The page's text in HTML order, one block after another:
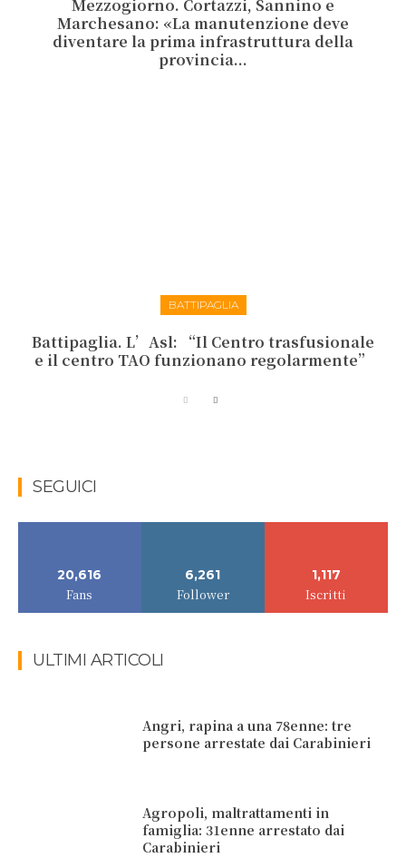
Mezzogiorno. Cortazzi, Sannino e
Marchesano: «La manutenzione deve
diventare la prima infrastruttura della
provincia...
BATTIPAGLIA
Battipaglia. L’Asl: “Il Centro trasfusionale
e il centro TAO funzionano regolarmente”
SEGUICI
20,616
Fans
6,261
Follower
1,117
Iscritti
ULTIMI ARTICOLI
Angri, rapina a una 78enne: tre
persone arrestate dai Carabinieri
Agropoli, maltrattamenti in
famiglia: 31enne arrestato dai
Carabinieri